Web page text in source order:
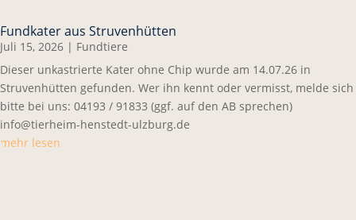
Fundkater aus Struvenhütten
Juli 15, 2026 | Fundtiere
Dieser unkastrierte Kater ohne Chip wurde am 14.07.26 in
Struvenhütten gefunden. Wer ihn kennt oder vermisst, melde sich
bitte bei uns: 04193 / 91833 (ggf. auf den AB sprechen)
info@tierheim-henstedt-ulzburg.de
mehr lesen